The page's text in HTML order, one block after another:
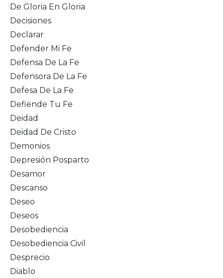
De Gloria En Gloria
Decisiones
Declarar
Defender Mi Fe
Defensa De La Fe
Defensora De La Fe
Defesa De La Fe
Defiende Tu Fe
Deidad
Deidad De Cristo
Demonios
Depresión Posparto
Desamor
Descanso
Deseo
Deseos
Desobediencia
Desobediencia Civil
Desprecio
Diablo